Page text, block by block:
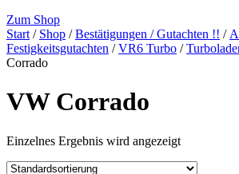
Zum Shop
Start / Shop /Bestätigungen / Gutachten !! /
Festigkeitsgutachten /VR6 Turbo /
Corrado
VW Corrado
Einzelnes Ergebnis wird angezeigt